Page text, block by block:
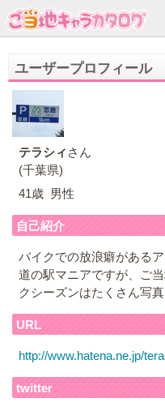
ユーザープロフィール
テラシィ さん
(千葉県)
41歳 男性
自己紹介
バイクでの放浪癖があるア
道の駅マニアですが、ご
クシーズンはたくさん写真
URL
http://www.hatena.ne.jp/
twitter